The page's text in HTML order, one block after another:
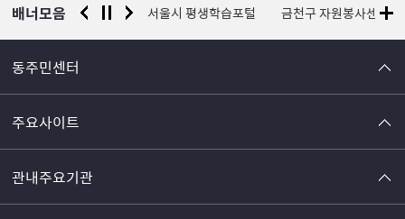
배너모음
경찰청 유실물 통합포털 서울시 평생학습포털 금천구 자원봉사센터
동주민센터
주요사이트
관내주요기관